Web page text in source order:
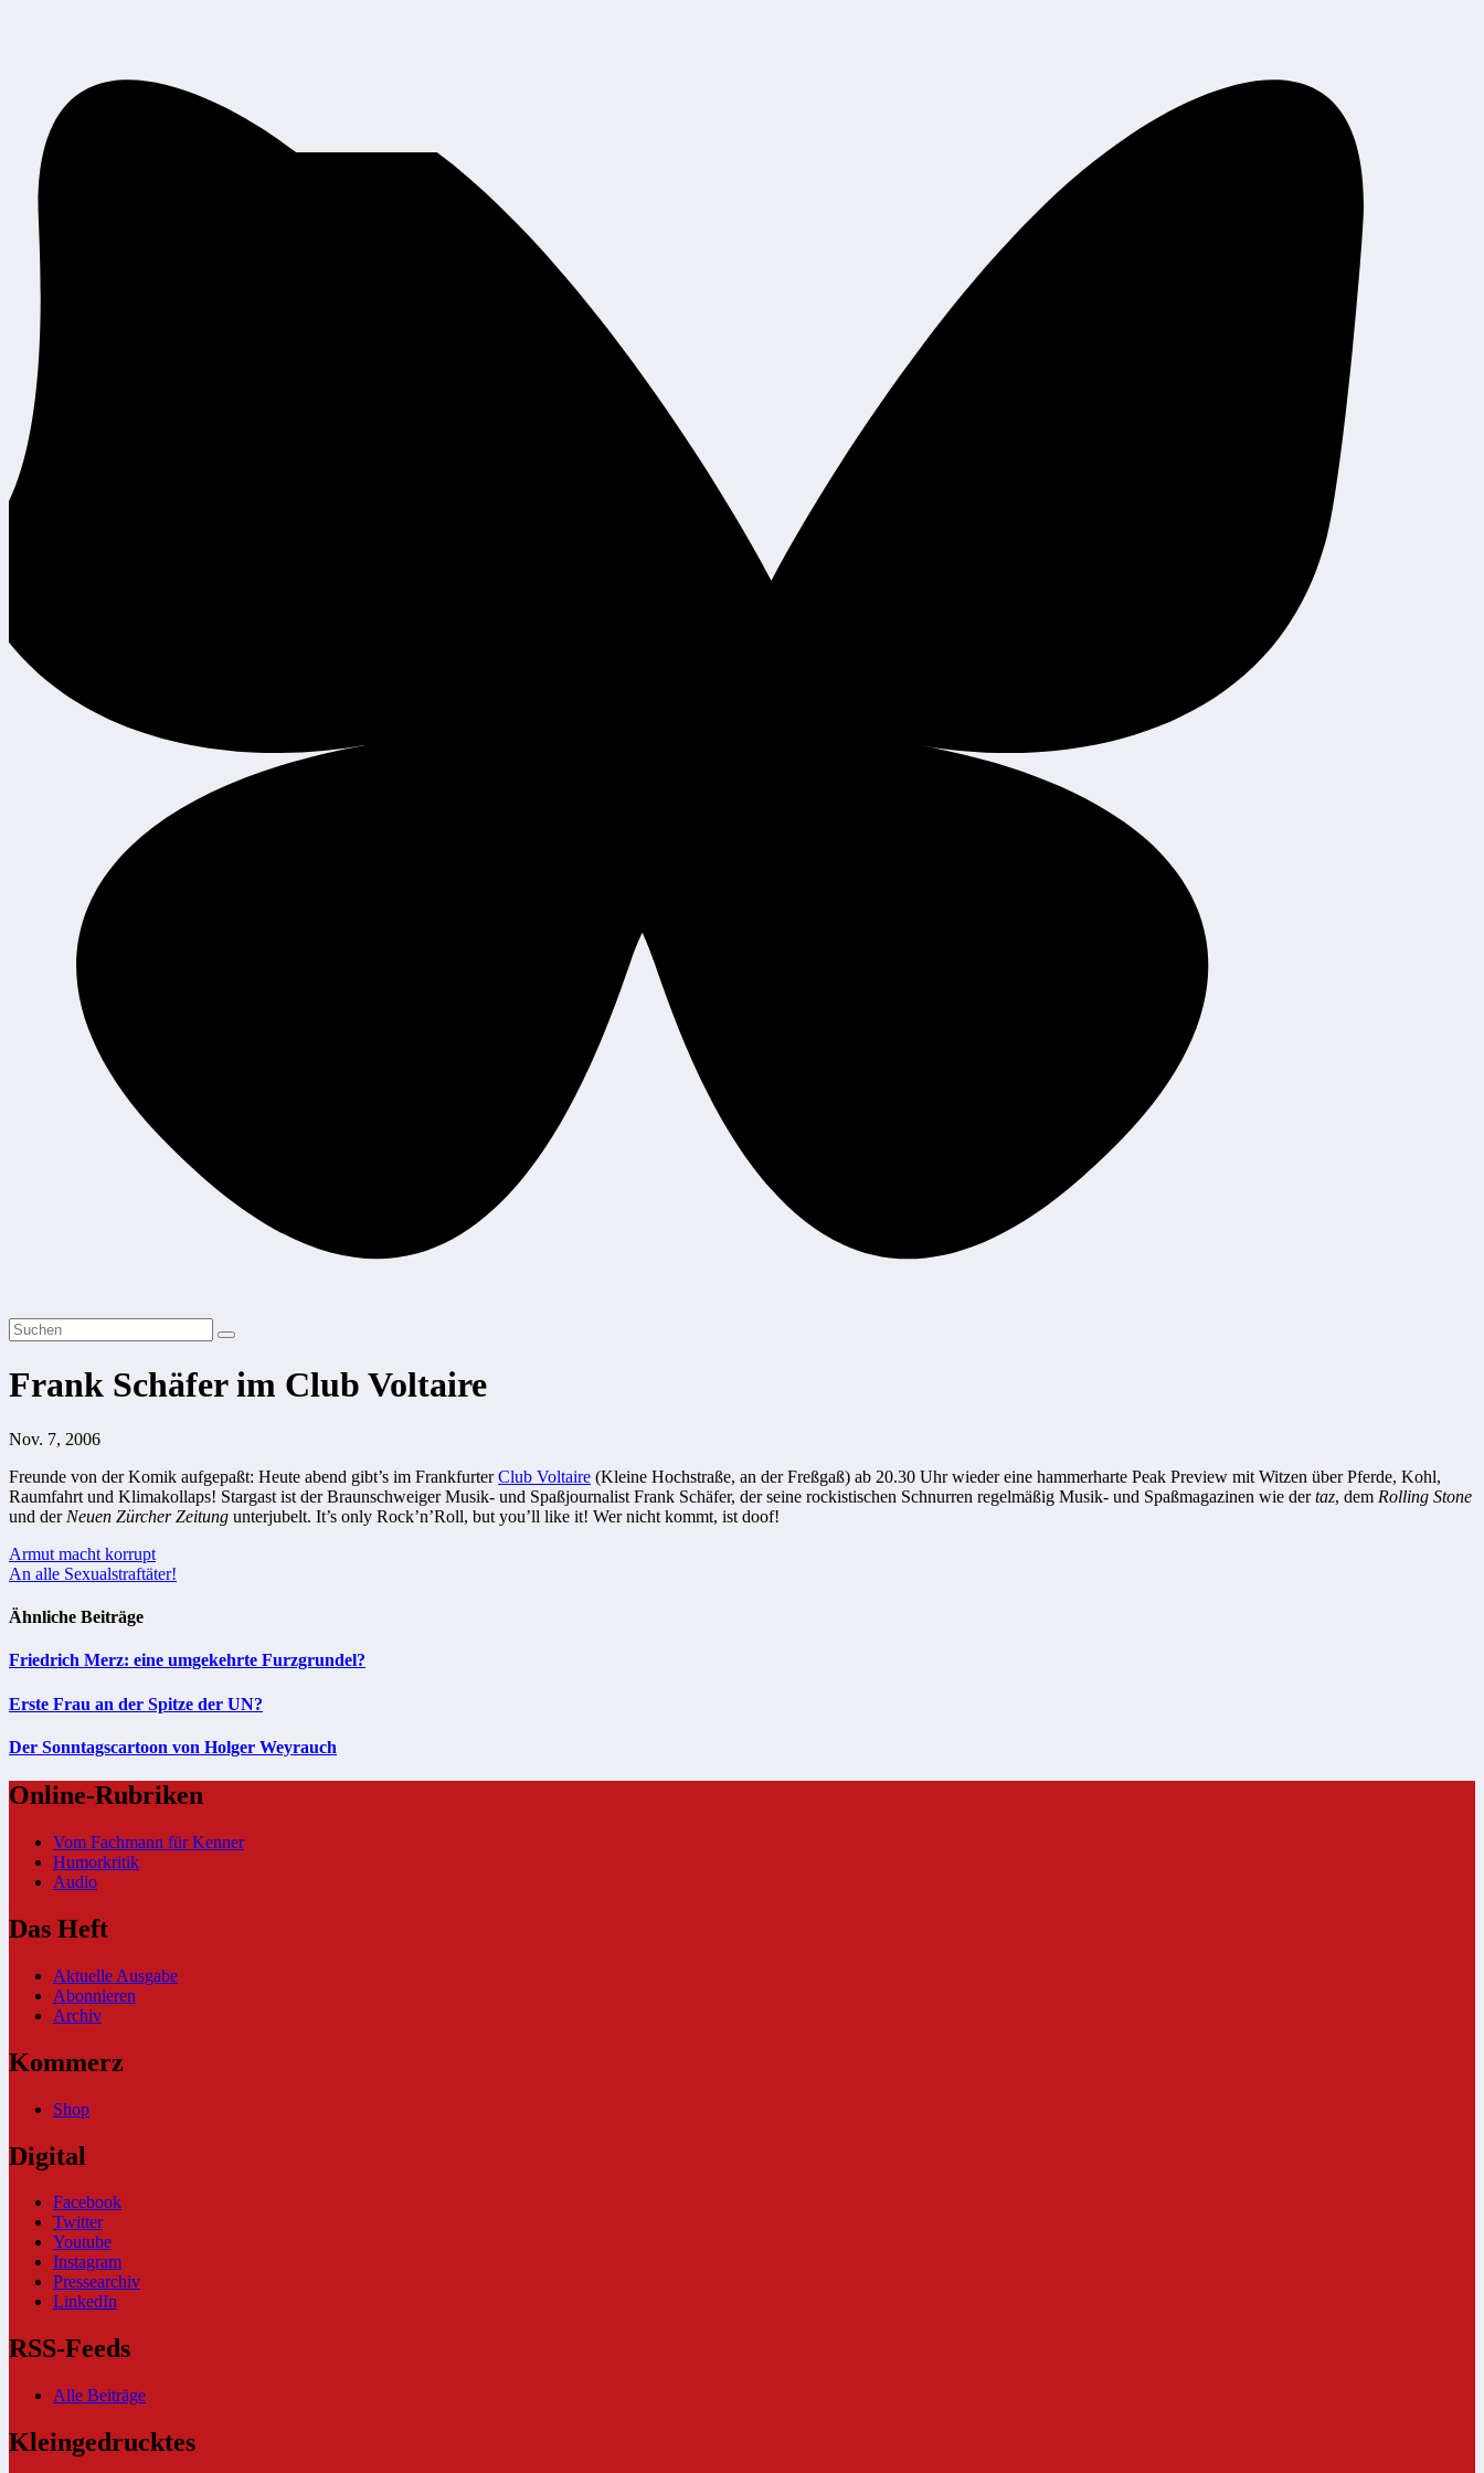
Frank Schäfer im Club Voltaire
Nov. 7, 2006
Freunde von der Komik aufgepaßt: Heute abend gibt’s im FrankfurterClub Voltaire (Kleine Hochstraße, an der Freßgaß) ab 20.30 Uhr wieder eine hammerharte Peak Preview mit Witzen über Pferde, Kohl,
Raumfahrt und Klimakollaps! Stargast ist der Braunschweiger Musik- und Spaßjournalist Frank Schäfer, der seine rockistischen Schnurren regelmäßig Musik- und Spaßmagazinen wie dertaz, dem Rolling Stone
und der Neuen Zürcher Zeitung unterjubelt. It’s only Rock’n’Roll, but you’ll like it! Wer nicht kommt, ist doof!
Beitragsnavigation
Armut macht korrupt
An alle Sexualstraftäter!
Ähnliche Beiträge
Friedrich Merz: eine umgekehrte Furzgrundel?
Erste Frau an der Spitze der UN?
Der Sonntagscartoon von Holger Weyrauch
Online-Rubriken
Vom Fachmann für Kenner
Humorkritik
Audio
Das Heft
Aktuelle Ausgabe
Abonnieren
Archiv
Kommerz
Shop
Digital
Facebook
Twitter
Youtube
Instagram
Pressearchiv
LinkedIn
RSS-Feeds
Alle Beiträge
Kleingedrucktes